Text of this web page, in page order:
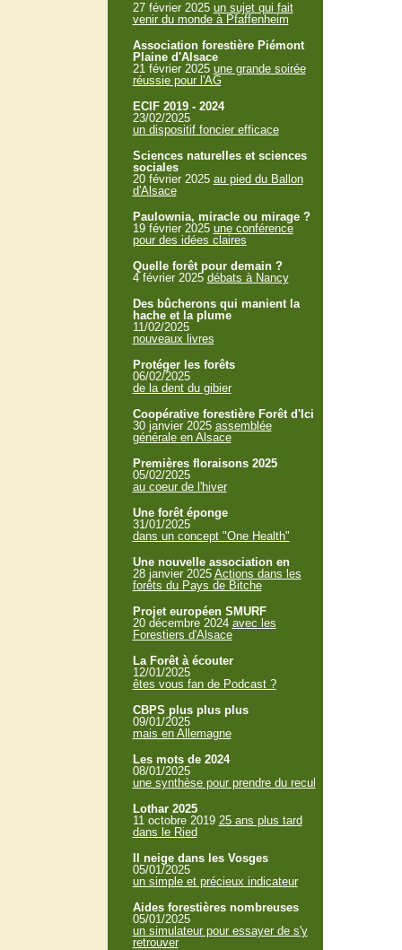
27 février 2025 un sujet qui fait
venir du monde à Pfaffenheim
Association forestière Piémont
Plaine d'Alsace
21 février 2025 une grande soirée
réussie pour l'AG
ECIF 2019 - 2024
23/02/2025
un dispositif foncier efficace
Sciences naturelles et sciences
sociales
20 février 2025 au pied du Ballon
d'Alsace
Paulownia, miracle ou mirage ?
19 février 2025 une conférence
pour des idées claires
Quelle forêt pour demain ?
4 février 2025 débats à Nancy
Des bûcherons qui manient la
hache et la plume
11/02/2025
nouveaux livres
Protéger les forêts
06/02/2025
de la dent du gibier
Coopérative forestière Forêt d'Ici
30 janvier 2025 assemblée
générale en Alsace
Premières floraisons 2025
05/02/2025
au coeur de l'hiver
Une forêt éponge
31/01/2025
dans un concept "One Health"
Une nouvelle association en
28 janvier 2025 Actions dans les
forêts du Pays de Bitche
Projet européen SMURF
20 décembre 2024 avec les
Forestiers d'Alsace
La Forêt à écouter
12/01/2025
êtes vous fan de Podcast ?
CBPS plus plus plus
09/01/2025
mais en Allemagne
Les mots de 2024
08/01/2025
une synthèse pour prendre du recul
Lothar 2025
11 octobre 2019 25 ans plus tard
dans le Ried
Il neige dans les Vosges
05/01/2025
un simple et précieux indicateur
Aides forestières nombreuses
05/01/2025
un simulateur pour essayer de s'y
retrouver